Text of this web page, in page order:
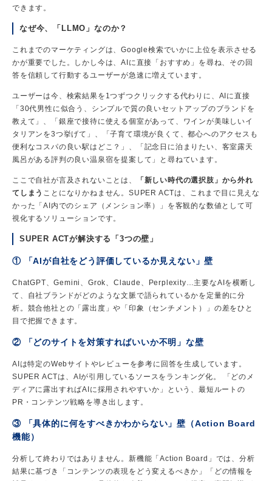
できます。
なぜ今、「LLMO」なのか？
これまでのマーケティングは、Google検索でいかに上位を表示させる
かが重要でした。しかし今は、AIに直接「おすすめ」を尋ね、その回
答を信頼して行動するユーザーが急速に増えています。
ユーザーは今、検索結果を1つずつクリックする代わりに、AIに直接
「30代男性に似合う、シンプルで質の良いセットアップのブランドを
教えて」、「銀座で接待に使える個室があって、ワインが美味しいイ
タリアンを3つ挙げて」、「子育て環境が良くて、都心へのアクセスも
便利なコスパの良い駅はどこ？」、「記念日に泊まりたい、客室露天
風呂がある評判の良い温泉宿を提案して」と尋ねています。
ここで自社が言及されないことは、
「新しい時代の選択肢」から外れ
てしまう ことになりかねません。SUPER ACTは、これまで目に見えな
かった「AI内でのシェア（メンション率）」を客観的な数値として可
視化するソリューションです。
SUPER ACTが解決する「3つの壁」
① 「AIが自社をどう評価しているか見えない」壁
ChatGPT、Gemini、Grok、Claude、Perplexity…主要なAIを横断し
て、自社ブランドがどのような文脈で語られているかを定量的に分
析。競合他社との「露出度」や「印象（センチメント）」の差をひと
目で把握できます。
② 「どのサイトを対策すればいいか不明」な壁
AIは特定のWebサイトやレビューを参考に回答を生成しています。
SUPER ACTは、AIが引用しているソースをランキング化。 「どのメ
ディアに露出すればAIに採用されやすいか」という、最短ルートの
PR・コンテンツ戦略を導き出します。
③ 「具体的に何をすべきかわからない」壁（Action Board
機能）
分析して終わりではありません。新機能「Action Board」では、分析
結果に基づき「コンテンツの表現をどう変えるべきか」「どの情報を